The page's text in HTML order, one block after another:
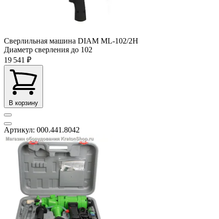
Сверлильная машина DIAM ML-102/2H
Диаметр сверления до 102
19 541 ₽
В корзину
Артикул: 000.441.8042